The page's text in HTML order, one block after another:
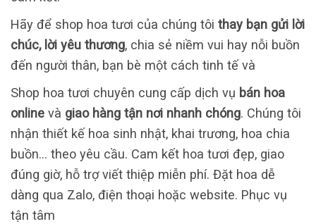
Hãy để shop hoa tươi của chúng tôi thay bạn gửi lời
chúc, lời yêu thương, chia sẻ niềm vui hay nỗi buồn
đến người thân, bạn bè một cách tinh tế và
Shop hoa tươi chuyên cung cấp dịch vụ bán hoa
online và giao hàng tận nơi nhanh chóng. Chúng tôi
nhận thiết kế hoa sinh nhật, khai trương, hoa chia
buồn… theo yêu cầu. Cam kết hoa tươi đẹp, giao
đúng giờ, hỗ trợ viết thiệp miễn phí. Đặt hoa dễ
dàng qua Zalo, điện thoại hoặc website. Phục vụ
tận tâm